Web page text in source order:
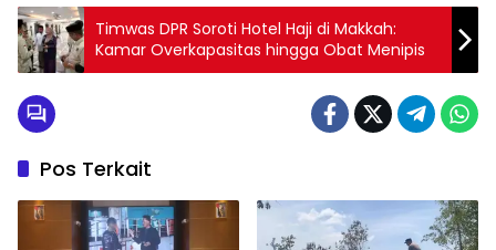
Timwas DPR Soroti Hotel Haji di Makkah:
Kamar Overkapasitas hingga Obat Menipis
Pos Terkait